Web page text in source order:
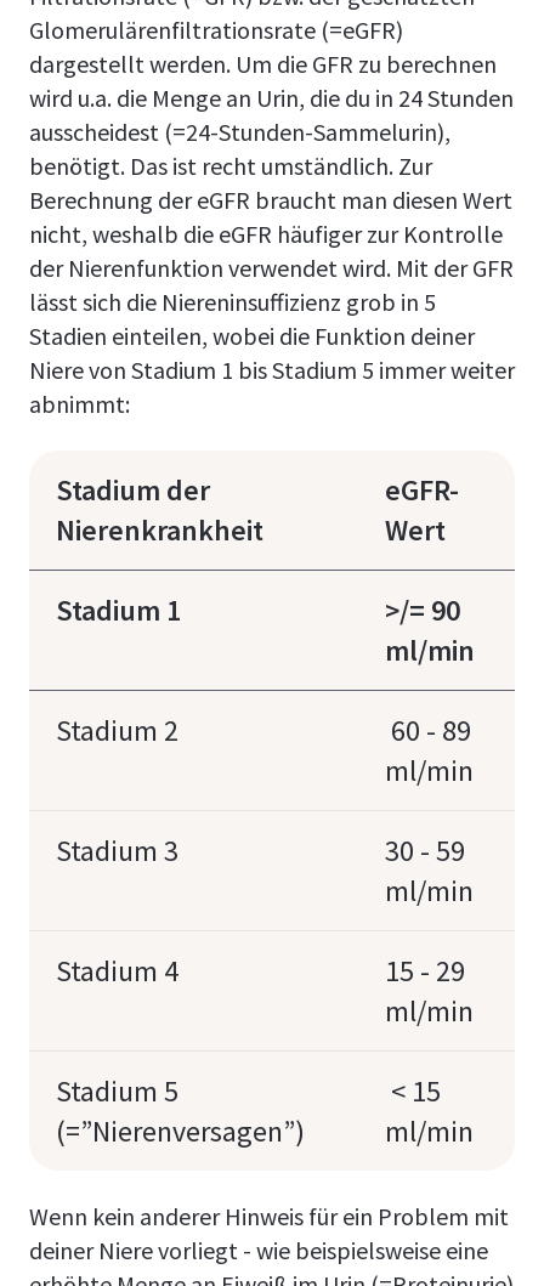
Glomerulärenfiltrationsrate (=eGFR)
dargestellt werden. Um die GFR zu berechnen
wird u.a. die Menge an Urin, die du in 24 Stunden
ausscheidest (=24-Stunden-Sammelurin),
benötigt. Das ist recht umständlich. Zur
Berechnung der eGFR braucht man diesen Wert
nicht, weshalb die eGFR häufiger zur Kontrolle
der Nierenfunktion verwendet wird. Mit der GFR
lässt sich die Niereninsuffizienz grob in 5
Stadien einteilen, wobei die Funktion deiner
Niere von Stadium 1 bis Stadium 5 immer weiter
abnimmt:
Stadium der
Nierenkrankheit
eGFR-
Wert
Stadium 1
>/= 90
ml/min
Stadium 2
60 - 89
ml/min
Stadium 3
30 - 59
ml/min
Stadium 4
15 - 29
ml/min
Stadium 5
(=”Nierenversagen”)
< 15
ml/min
Wenn kein anderer Hinweis für ein Problem mit
deiner Niere vorliegt - wie beispielsweise eine